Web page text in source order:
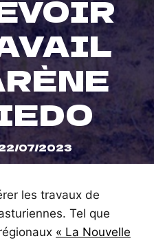
07/2023
les travaux de
Tel que
« La Nouvelle